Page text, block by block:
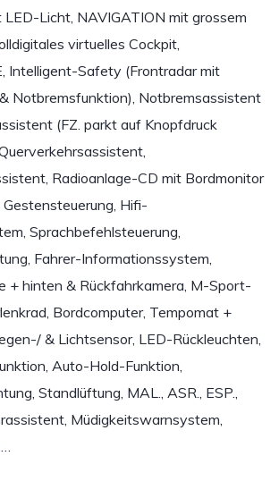
Licht, NAVIGATION mit grossem
virtuelles Cockpit,
Intelligent-Safety (Frontradar mit
Notbremsfunktion), Notbremsassistent
(FZ. parkt auf Knopfdruck
Radioanlage-CD mit Bordmonitor
Hifi-
Sprachbefehlsteuerung,
Fahrer-Informationssystem,
+ hinten & Rückfahrkamera, M-Sport-
Bordcomputer, Tempomat +
& Lichtsensor, LED-Rückleuchten,
Auto-Hold-Funktion,
Standlüftung, MAL., ASR., ESP.,
Müdigkeitswarnsystem,